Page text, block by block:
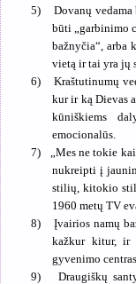
5)
Dovanų
būti „garbinimo
bažnyčia“, arba
vietą ir tai yra jų
6)
Kraštutinumų
kur ir ką Dievas
kūniškiems
emocionalūs.
7)
„Mes ne tokie
nukreipti į
stilių, kitokio
1960 metų TV
8)
Įvairios namų
kažkur kitur, ir
gyvenimo
9)
Draugiškų